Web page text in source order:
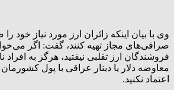
وی با بیان اینکه زائران ارز مورد نیاز خود
صرافی‌های مجاز تهیه کنند، گفت: اگر
فروشندگان ارز تقلبی نیفتید، هرگز به افراد
معاوضه دلار یا دینار عراقی با پول
اعتماد نکنید.